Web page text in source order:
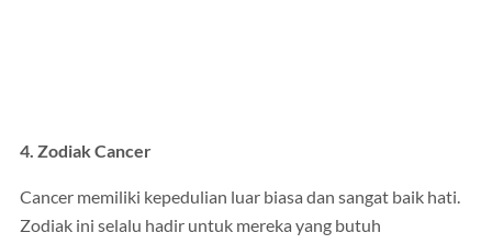
4. Zodiak Cancer
Cancer memiliki kepedulian luar biasa dan sangat baik hati.
Zodiak ini selalu hadir untuk mereka yang butuh